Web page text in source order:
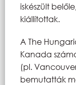
iskészült
kiállítottak.
A The
Kanada
(pl.
bemutatták